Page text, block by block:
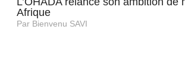
Afrique
Par Bienvenu SAVI